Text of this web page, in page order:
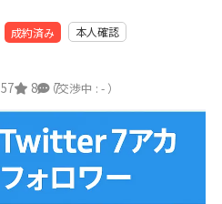
成約済み
本人確認
57 8 7
（交渉中 : - ）